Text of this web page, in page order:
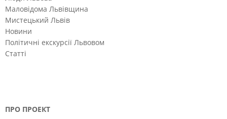
Маловідома Львівщина
Мистецький Львів
Новини
Політичні екскурсії Львовом
Статті
ПРО ПРОЕКТ